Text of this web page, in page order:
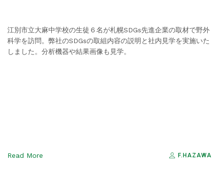
江別市立大麻中学校の生徒６名が札幌SDGs先進企業の取材で野外
科学を訪問。弊社のSDGsの取組内容の説明と社内見学を実施いた
しました。分析機器や結果画像も見学。
Read More F.HAZAWA